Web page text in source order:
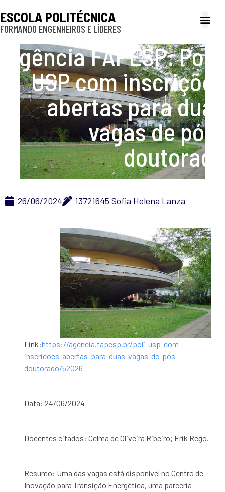
ESCOLA POLITÉCNICA
FORMANDO ENGENHEIROS E LÍDERES
Agência FAPESP: Poli-
USP com inscrições
abertas para duas
vagas de pós-
doutorado
26/06/2024 13721645 Sofia Helena Lanza
Link:https://agencia.fapesp.br/poli-usp-com-
inscricoes-abertas-para-duas-vagas-de-pos-
doutorado/52026
Data: 24/06/2024
Docentes citados: Celma de Oliveira Ribeiro; Erik Rego.
Resumo: Uma das vagas está disponível no Centro de
Inovação para Transição Energética, uma parceria